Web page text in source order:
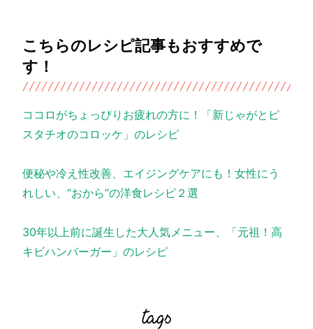
こちらのレシピ記事もおすすめで
す！
ココロがちょっぴりお疲れの方に！「新じゃがとピ
スタチオのコロッケ」のレシピ
便秘や冷え性改善、エイジングケアにも！女性にう
れしい、“おから”の洋食レシピ２選
30年以上前に誕生した大人気メニュー、「元祖！高
キビハンバーガー」のレシピ